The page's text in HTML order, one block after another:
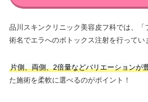
品川スキンクリニック美容皮フ科では、「
術名でエラへのボトックス注射を行ってい
片側、両側、2倍量などバリエーションが
た施術を柔軟に選べるのがポイント！